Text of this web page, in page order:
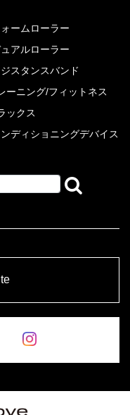
ームローラー
アルローラー
スタンスバンド
ーニング/フィットネス
ックス
ディショニングデバイス